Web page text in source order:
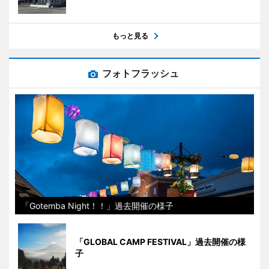
もっと見る
フォトフラッシュ
「Gotemba Night！！」過去開催の様子
「GLOBAL CAMP FESTIVAL」過去開催の様
子